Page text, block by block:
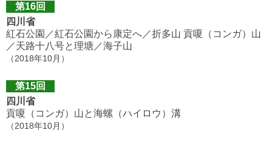
第16回
四川省
紅石公園／紅石公園から康定へ／折多山 貢嗄（コンガ）山
／天路十八号と理塘／海子山
（2018年10月）
第15回
四川省
貢嗄（コンガ）山と海螺（ハイロウ）溝
（2018年10月）